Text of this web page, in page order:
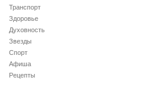
Транспорт
Здоровье
Духовность
Звезды
Спорт
Афиша
Рецепты